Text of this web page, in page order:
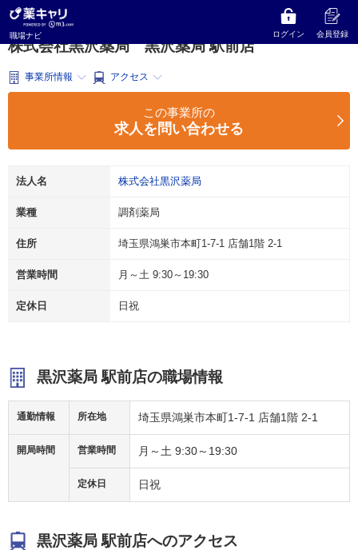
職場ナビ ログイン 会員登録
薬キャリ 職場ナビ
株式会社黒沢薬局
黒沢薬局 駅前店
株式会社黒沢薬局 黒沢薬局 駅前店
事業所情報 アクセス
この事業所の
求人を問い合わせる
法人名 株式会社黒沢薬局
業種 調剤薬局
住所 埼玉県鴻巣市本町1-7-1 店舗1階 2-1
営業時間 月～土 9:30～19:30
定休日 日祝
黒沢薬局 駅前店の職場情報
通勤情報 所在地 埼玉県鴻巣市本町1-7-1 店舗1階 2-1
開局時間 営業時間 月～土 9:30～19:30
定休日 日祝
黒沢薬局 駅前店へのアクセス